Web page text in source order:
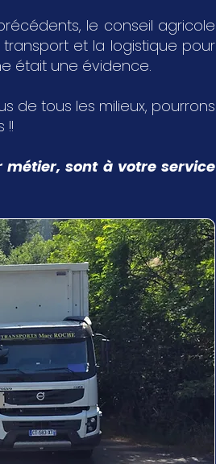
le conseil agricole
et la logistique pour
était une évidence.
de tous les milieux, pourrons
!!
métier, sont à votre service